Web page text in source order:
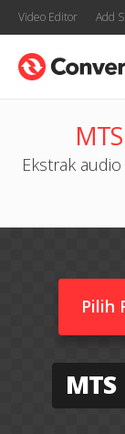
Video Editor Add
Ekstrak
Pilih
MTS